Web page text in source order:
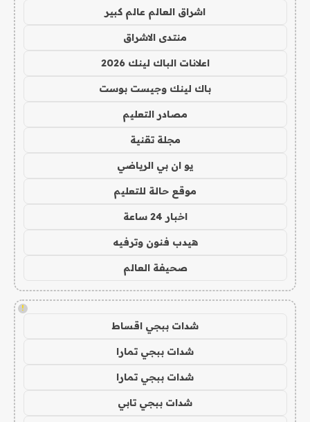
اشراق العالم عالم كبير
منتدى الاشراق
اعلانات الباك لينك 2026
باك لينك وجيست بوست
مصادر التعليم
مجلة تقنية
يو ان بي الرياضي
موقع حالة للتعليم
اخبار 24 ساعة
هيدب فنون وترفيه
صحيفة العالم
!
شدات ببجي اقساط
شدات ببجي تمارا
شدات ببجي تمارا
شدات ببجي تابي